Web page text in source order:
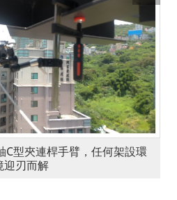
C型夾連桿手臂，任何架設環
迎刃而解